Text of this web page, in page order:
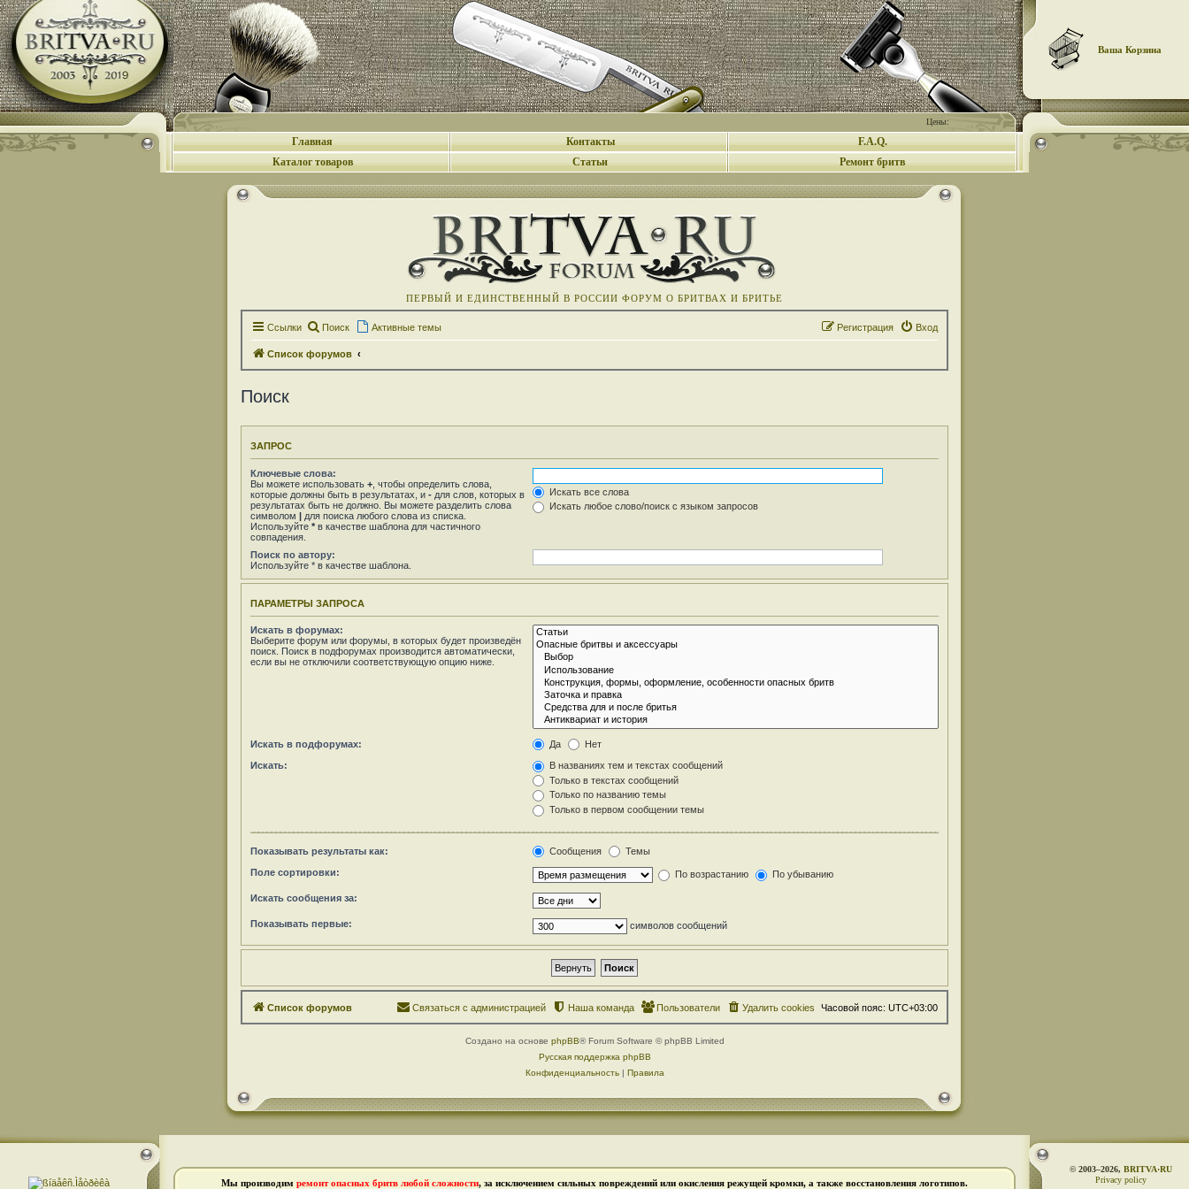
Цены:
Ваша Корзина
Главная Контакты
F.A.Q.
Каталог товаров
Статьи Ремонт бритв
ПЕРВЫЙ И ЕДИНСТВЕННЫЙ В РОССИИ ФОРУМ О БРИТВАХ И БРИТЬЕ
Ссылки Поиск Активные темы Вход
Регистрация
Список форумов
Поиск
ЗАПРОС
Ключевые слова:
Вы можете использовать + , чтобы определить слова,
которые должны быть в результатах, и - для слов, которых в
результатах быть не должно. Вы можете разделить слова
символом | для поиска любого слова из списка.
Используйте * в качестве шаблона для частичного
совпадения.
Искать все слова
Искать любое слово/поиск с языком запросов
Поиск по автору:
Используйте * в качестве шаблона.
ПАРАМЕТРЫ ЗАПРОСА
Искать в форумах:
Выберите форум или форумы, в которых будет произведён
поиск. Поиск в подфорумах производится автоматически,
если вы не отключили соответствующую опцию ниже.
Искать в подфорумах: Да Нет
Искать:
В названиях тем и текстах сообщений
Только в текстах сообщений
Только по названию темы
Только в первом сообщении темы
Показывать результаты как: Сообщения Темы
Поле сортировки: По возрастанию По убыванию
Искать сообщения за:
Показывать первые: символов сообщений
Список форумов Часовой пояс: UTC+03:00
Удалить cookies
Пользователи
Наша команда
Связаться с администрацией
Создано на основе phpBB® Forum Software © phpBB Limited
Русская поддержка phpBB
Конфиденциальность| Правила
Мы производим ремонт опасных бритв любой сложности, за исключением сильных повреждений или окисления режущей кромки, а также восстановления логотипов.
© 2003–2026, BRITVA·RU
Privacy policy